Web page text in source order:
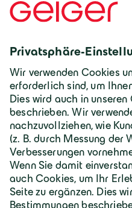
Deutschland | Deutsch